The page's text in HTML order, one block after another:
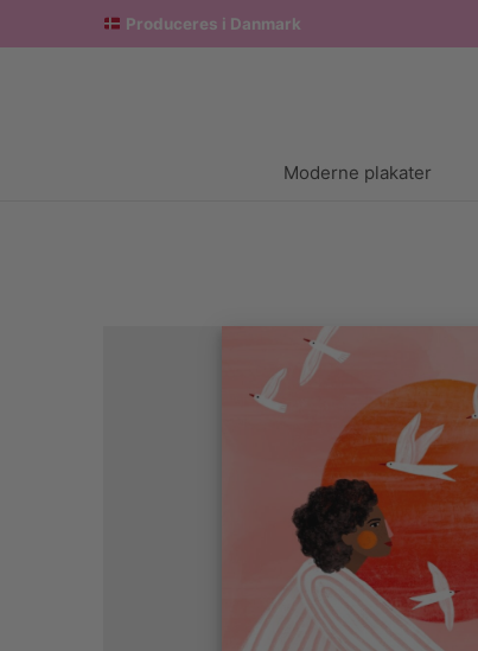
Produceres i Danmark
Moderne plakater